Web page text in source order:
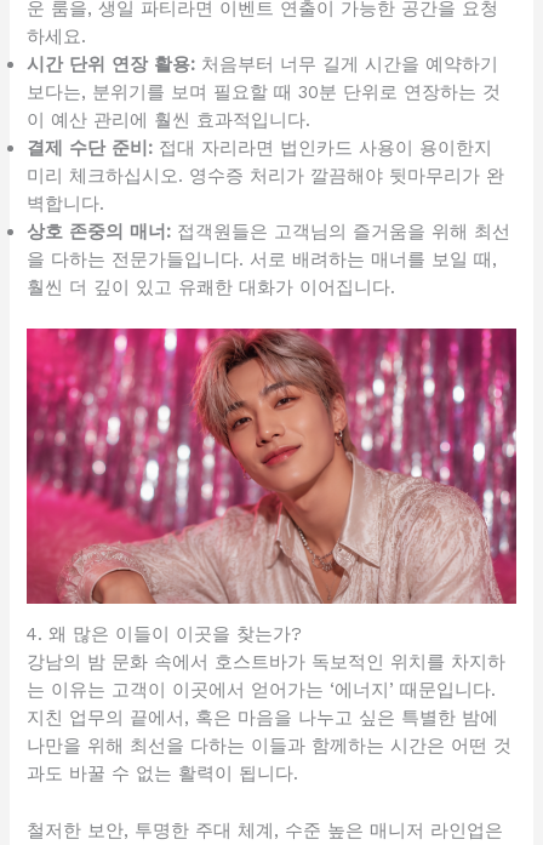
운 룸을, 생일 파티라면 이벤트 연출이 가능한 공간을 요청
하세요.
시간 단위 연장 활용: 처음부터 너무 길게 시간을 예약하기
보다는, 분위기를 보며 필요할 때 30분 단위로 연장하는 것
이 예산 관리에 훨씬 효과적입니다.
결제 수단 준비: 접대 자리라면 법인카드 사용이 용이한지
미리 체크하십시오. 영수증 처리가 깔끔해야 뒷마무리가 완
벽합니다.
상호 존중의 매너: 접객원들은 고객님의 즐거움을 위해 최선
을 다하는 전문가들입니다. 서로 배려하는 매너를 보일 때,
훨씬 더 깊이 있고 유쾌한 대화가 이어집니다.
4. 왜 많은 이들이 이곳을 찾는가?
강남의 밤 문화 속에서 호스트바가 독보적인 위치를 차지하
는 이유는 고객이 이곳에서 얻어가는 ‘에너지’ 때문입니다.
지친 업무의 끝에서, 혹은 마음을 나누고 싶은 특별한 밤에
나만을 위해 최선을 다하는 이들과 함께하는 시간은 어떤 것
과도 바꿀 수 없는 활력이 됩니다.
철저한 보안, 투명한 주대 체계, 수준 높은 매니저 라인업은